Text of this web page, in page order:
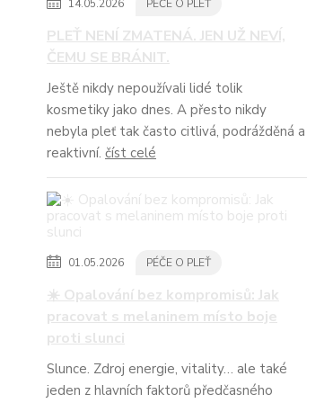
14.05.2026 PÉČE O PLEŤ
PLEŤ NENÍ ZMATENÁ. JEN UŽ NEVÍ,
ČEMU SE BRÁNIT.
Ještě nikdy nepoužívali lidé tolik
kosmetiky jako dnes. A přesto nikdy
nebyla pleť tak často citlivá, podrážděná a
reaktivní. číst celé
01.05.2026 PÉČE O PLEŤ
☀️ Opalování bez kompromisů: Jak
pracovat s melaninem místo boje
proti slunci
Slunce. Zdroj energie, vitality… ale také
jeden z hlavních faktorů předčasného